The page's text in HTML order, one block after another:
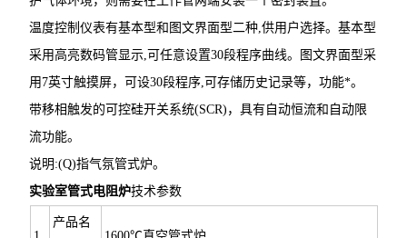
温度控制仪表有基本型和图文界面型二种,供用户选择。基本型
采用高亮数码管显示,可任意设置30段程序曲线。图文界面型采
用7英寸触摸屏，可设30段程序,可存储历史记录等，功能*。
带移相触发的可控硅开关系统(SCR)，具有自动恒流和自动限
流功能。
说明:(Q)指气氛管式炉。
实验室管式电阻炉技术参数
产品名